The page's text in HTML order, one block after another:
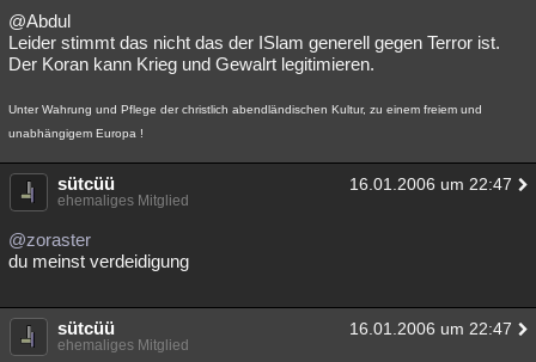
@Abdul
Leider stimmt das nicht das der ISlam generell gegen Terror ist.
Der Koran kann Krieg und Gewalrt legitimieren.
Unter Wahrung und Pflege der christlich abendländischen Kultur, zu einem freiem und
unabhängigem Europa !
sütcüü 16.01.2006 um 22:47
ehemaliges Mitglied
@zoraster
du meinst verdeidigung
sütcüü 16.01.2006 um 22:47
ehemaliges Mitglied